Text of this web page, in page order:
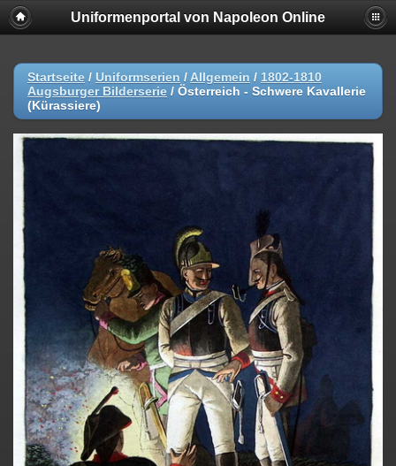
Uniformenportal von Napoleon Online
Startseite / Uniformserien / Allgemein / 1802-1810
Augsburger Bilderserie / Österreich - Schwere Kavallerie
(Kürassiere)